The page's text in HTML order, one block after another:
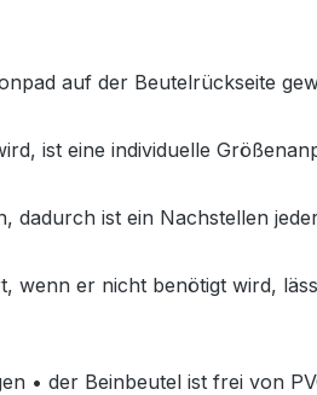
auf der Beutelrückseite
ist eine individuelle
dadurch ist ein Nachstellen
wenn er nicht benötigt wird,
• der Beinbeutel ist frei von